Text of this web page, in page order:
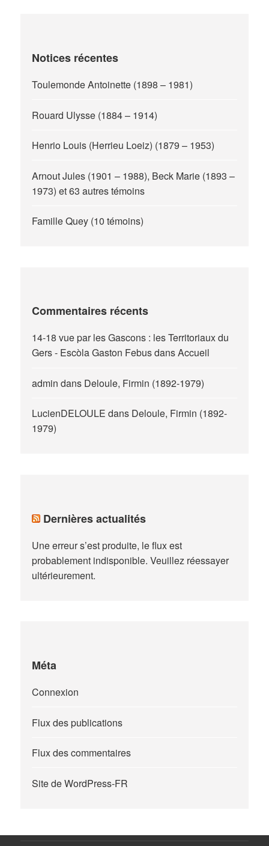
Notices récentes
Toulemonde Antoinette (1898 – 1981)
Rouard Ulysse (1884 – 1914)
Henrio Louis (Herrieu Loeiz) (1879 – 1953)
Arnout Jules (1901 – 1988), Beck Marie (1893 –
1973) et 63 autres témoins
Famille Quey (10 témoins)
Commentaires récents
14-18 vue par les Gascons : les Territoriaux du
Gers - Escòla Gaston FebusdansAccueil
admin dans Deloule, Firmin (1892-1979)
LucienDELOULE dans Deloule, Firmin (1892-
1979)
Dernières actualités
Une erreur s’est produite, le flux est
probablement indisponible. Veuillez réessayer
ultérieurement.
Méta
Connexion
Flux des publications
Flux des commentaires
Site de WordPress-FR